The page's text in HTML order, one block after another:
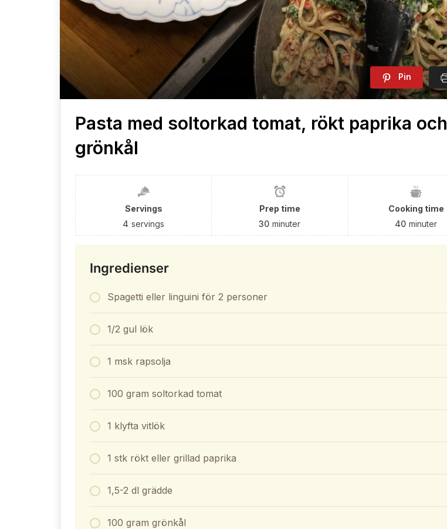
Pin
Pasta med soltorkad tomat, rökt paprika och
grönkål
Servings
4 servings
Prep time
30 minuter
Cooking time
40 minuter
Ingredienser
Spagetti eller linguini för 2 personer
1/2 gul lök
1 msk rapsolja
100 gram soltorkad tomat
1 klyfta vitlök
1 stk rökt eller grillad paprika
1,5-2 dl grädde
100 gram grönkål